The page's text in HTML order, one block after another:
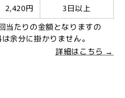
2,420円
3日以上
当たりの金額となりますの
余分に掛かりません。
詳細はこちら →